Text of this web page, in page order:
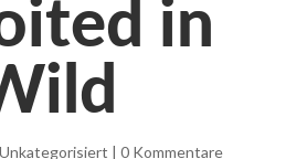
in
Unkategorisiert | 0 Kommentare